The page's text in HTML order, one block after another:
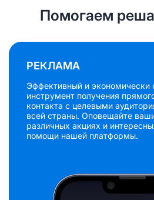
Помогаем
РЕКЛАМА
Эффективный и экономически
инструмент получения
контакта с целевыми
всей страны. Оповещайте
различных акциях и
помощи нашей платформы.